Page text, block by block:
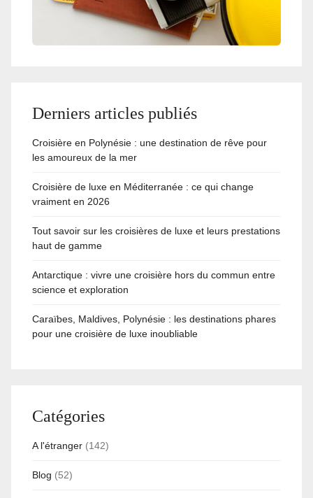
Derniers articles publiés
Croisière en Polynésie : une destination de rêve pour
les amoureux de la mer
Croisière de luxe en Méditerranée : ce qui change
vraiment en 2026
Tout savoir sur les croisières de luxe et leurs prestations
haut de gamme
Antarctique : vivre une croisière hors du commun entre
science et exploration
Caraïbes, Maldives, Polynésie : les destinations phares
pour une croisière de luxe inoubliable
Catégories
A l'étranger (142)
Blog (52)